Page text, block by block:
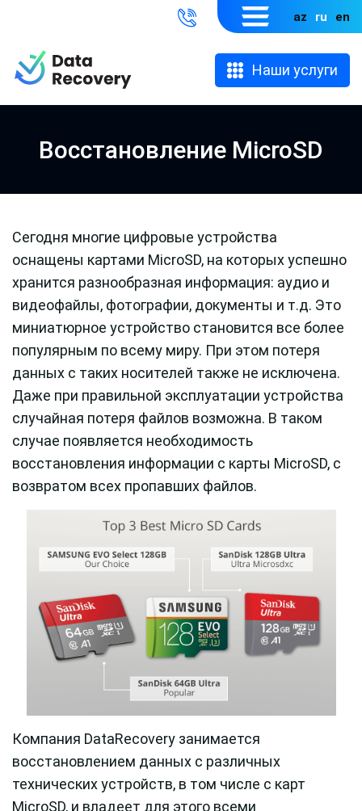
az ru en
Наши услуги
Восстановление MicroSD
Сегодня многие цифровые устройства
оснащены картами MicroSD, на которых успешно
хранится разнообразная информация: аудио и
видеофайлы, фотографии, документы и т.д. Это
миниатюрное устройство становится все более
популярным по всему миру. При этом потеря
данных с таких носителей также не исключена.
Даже при правильной эксплуатации устройства
случайная потеря файлов возможна. В таком
случае появляется необходимость
восстановления информации с карты MicroSD, с
возвратом всех пропавших файлов.
Компания DataRecovery занимается
восстановлением данных с различных
технических устройств, в том числе с карт
MicroSD, и владеет для этого всеми